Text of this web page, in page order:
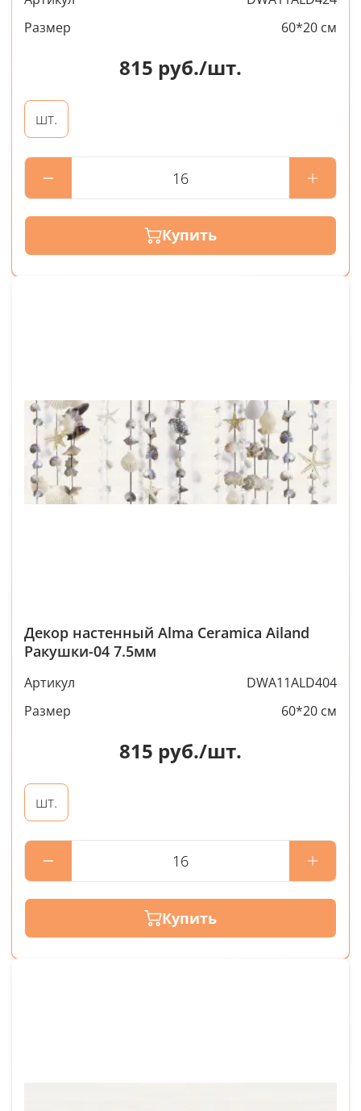
Размер
60*20 см
815 руб./шт.
шт.
Купить
Декор настенный Alma Ceramica Ailand
Ракушки-04 7.5мм
Артикул
DWA11ALD404
Размер
60*20 см
815 руб./шт.
шт.
Купить